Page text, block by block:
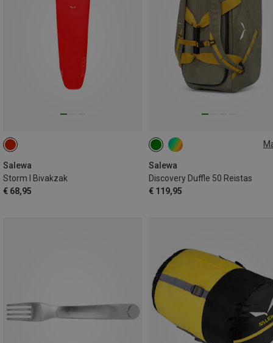
Salewa
Storm I Bivakzak
€ 68,95
Salewa
Discovery Duffle 50 Reistas
€ 119,95
50L